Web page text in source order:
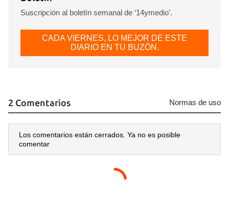
Suscripción al boletín semanal de ‘14ymedio’.
CADA VIERNES, LO MEJOR DE ESTE
DIARIO EN TU BUZÓN.
2 Comentarios Normas de uso
Los comentarios están cerrados. Ya no es posible
comentar